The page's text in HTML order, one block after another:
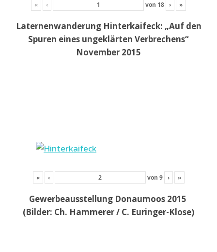
« ‹ von 18 › »
Laternenwanderung Hinterkaifeck: „Auf den
Spuren eines ungeklärten Verbrechens“
November 2015
« ‹ von 9 › »
Gewerbeausstellung Donaumoos 2015
(Bilder: Ch. Hammerer / C. Euringer-Klose)